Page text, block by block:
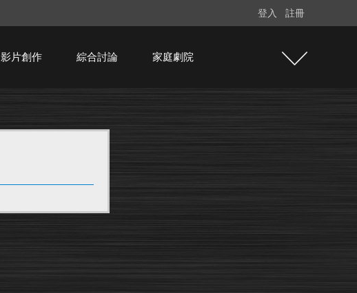
登入 註冊
影片創作 綜合討論 家庭劇院